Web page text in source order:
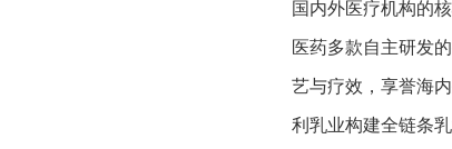
国内外医疗机构的
医药多款自主研发
艺与疗效，享誉海
利乳业构建全链条